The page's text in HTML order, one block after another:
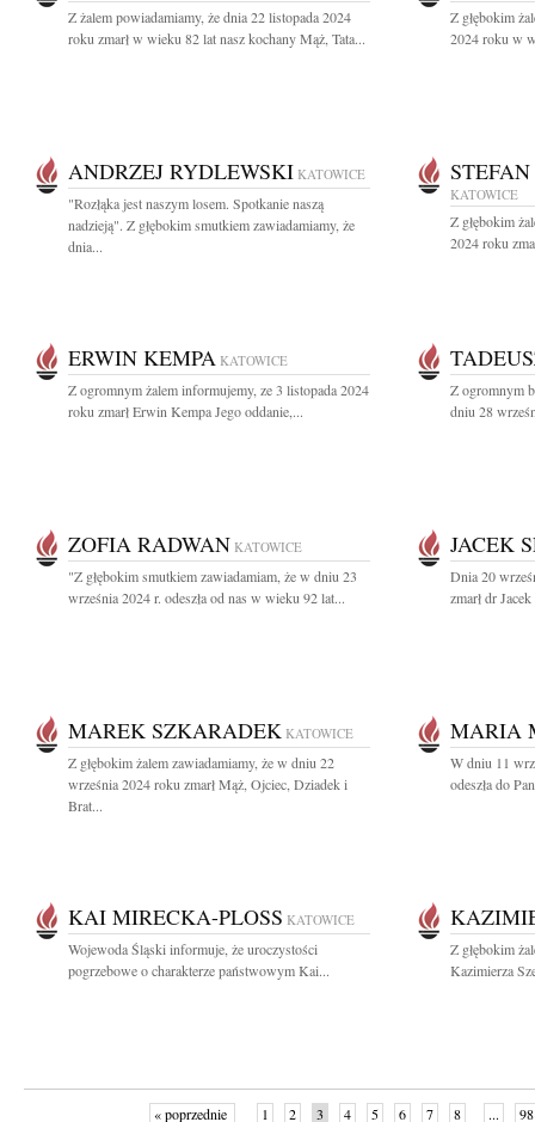
Z żalem powiadamiamy, że dnia 22 listopada 2024
roku zmarł w wieku 82 lat nasz kochany Mąż, Tata...
Z głębokim
2024 roku w
ANDRZEJ RYDLEWSKI KATOWICE
"Rozłąka jest naszym losem. Spotkanie naszą
nadzieją". Z głębokim smutkiem zawiadamiamy, że
dnia...
KATOWICE
Z głębokim
2024 roku
ERWIN KEMPA KATOWICE
Z ogromnym żalem informujemy, ze 3 listopada 2024
roku zmarł Erwin Kempa Jego oddanie,...
Z ogromnym
dniu 28
ZOFIA RADWAN KATOWICE
"Z głębokim smutkiem zawiadamiam, że w dniu 23
września 2024 r. odeszła od nas w wieku 92 lat...
JACEK
Dnia 20
zmarł dr
MAREK SZKARADEK KATOWICE
Z głębokim żalem zawiadamiamy, że w dniu 22
września 2024 roku zmarł Mąż, Ojciec, Dziadek i
Brat...
MARIA
W dniu 11
odeszła do
KAI MIRECKA-PLOSS KATOWICE
Wojewoda Śląski informuje, że uroczystości
pogrzebowe o charakterze państwowym Kai...
Z głębokim
Kazimierza
« poprzednie 1 2 3 4 5 6 7 8 ... 98